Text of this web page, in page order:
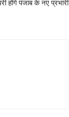
होंगे पंजाब के नए प्रभारी